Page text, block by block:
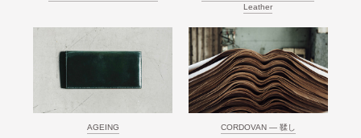
Leather
AGEING CORDOVAN ― 鞣し